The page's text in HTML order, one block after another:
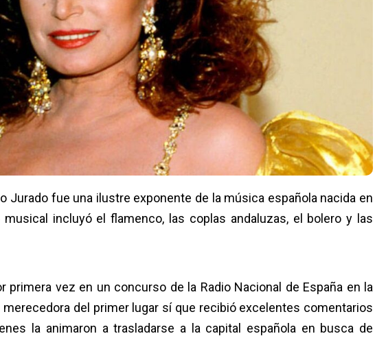
Jurado fue una ilustre exponente de la música española nacida en
incluyó el flamenco, las coplas andaluzas, el bolero y las
primera vez en un concurso de la Radio Nacional de España en la
del primer lugar sí que recibió excelentes comentarios
la animaron a trasladarse a la capital española en busca de